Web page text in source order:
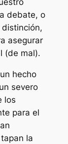
debate, o
asegurar
(de mal).
hecho
severo
los
para el
la